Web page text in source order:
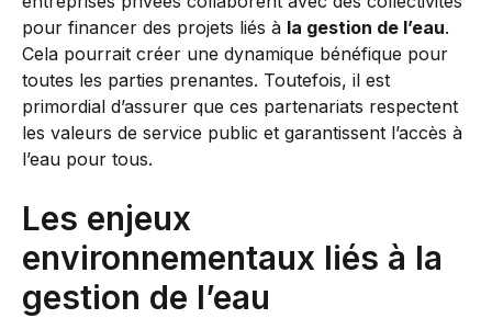
pour financer des projets liés à la gestion de l’eau.
Cela pourrait créer une dynamique bénéfique pour
toutes les parties prenantes. Toutefois, il est
primordial d’assurer que ces partenariats respectent
les valeurs de service public et garantissent l’accès à
l’eau pour tous.
Les enjeux
environnementaux liés à la
gestion de l’eau